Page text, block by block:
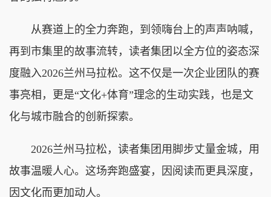
从赛道上的全力奔跑，到领嗨台上的声声呐喊，
再到市集里的故事流转，读者集团以全方位的姿态深
度融入2026兰州马拉松。这不仅是一次企业团队的赛
事亮相，更是“文化+体育”理念的生动实践，也是文
化与城市融合的创新探索。
2026兰州马拉松，读者集团用脚步丈量金城，用
故事温暖人心。这场奔跑盛宴，因阅读而更具深度，
因文化而更加动人。